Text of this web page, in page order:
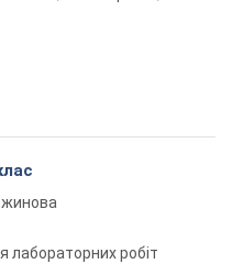
Зошит для лабораторних робіт